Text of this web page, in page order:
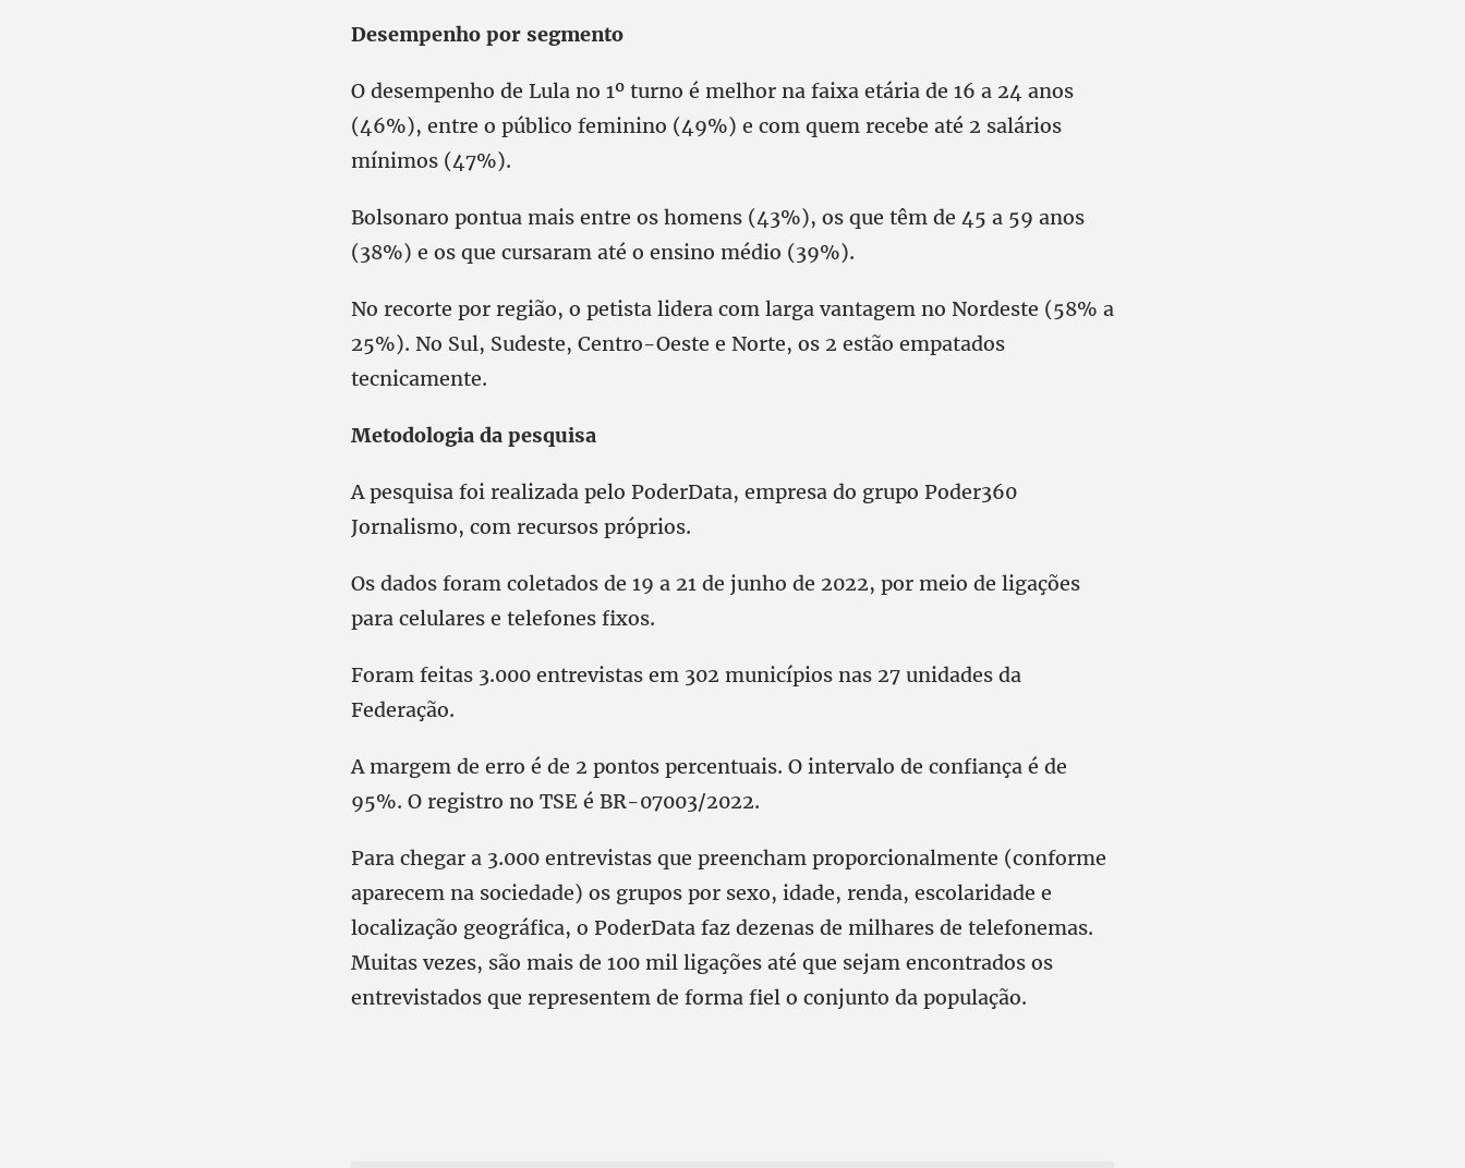
Desempenho por segmento
O desempenho de Lula no 1º turno é melhor na faixa etária de 16 a 24 anos
(46%), entre o público feminino (49%) e com quem recebe até 2 salários
mínimos (47%).
Bolsonaro pontua mais entre os homens (43%), os que têm de 45 a 59 anos
(38%) e os que cursaram até o ensino médio (39%).
No recorte por região, o petista lidera com larga vantagem no Nordeste (58% a
25%). No Sul, Sudeste, Centro-Oeste e Norte, os 2 estão empatados
tecnicamente.
Metodologia da pesquisa
A pesquisa foi realizada pelo PoderData, empresa do grupo Poder360
Jornalismo, com recursos próprios.
Os dados foram coletados de 19 a 21 de junho de 2022, por meio de ligações
para celulares e telefones fixos.
Foram feitas 3.000 entrevistas em 302 municípios nas 27 unidades da
Federação.
A margem de erro é de 2 pontos percentuais. O intervalo de confiança é de
95%. O registro no TSE é BR-07003/2022.
Para chegar a 3.000 entrevistas que preencham proporcionalmente (conforme
aparecem na sociedade) os grupos por sexo, idade, renda, escolaridade e
localização geográfica, o PoderData faz dezenas de milhares de telefonemas.
Muitas vezes, são mais de 100 mil ligações até que sejam encontrados os
entrevistados que representem de forma fiel o conjunto da população.